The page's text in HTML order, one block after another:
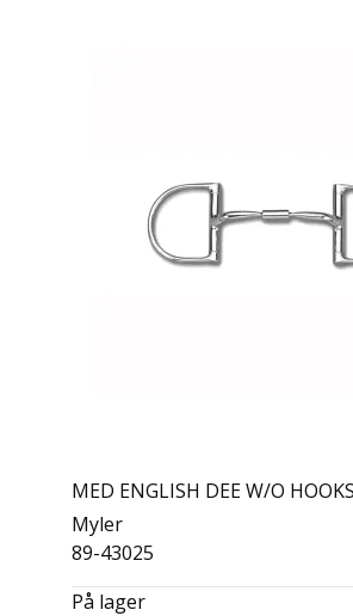
MED ENGLISH DEE W/O
Myler
89-43025
På lager